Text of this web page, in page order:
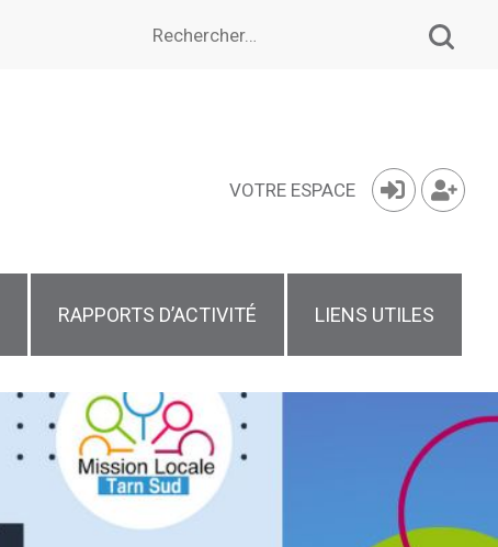
Rechercher :
VOTRE ESPACE
RAPPORTS D’ACTIVITÉ LIENS UTILES